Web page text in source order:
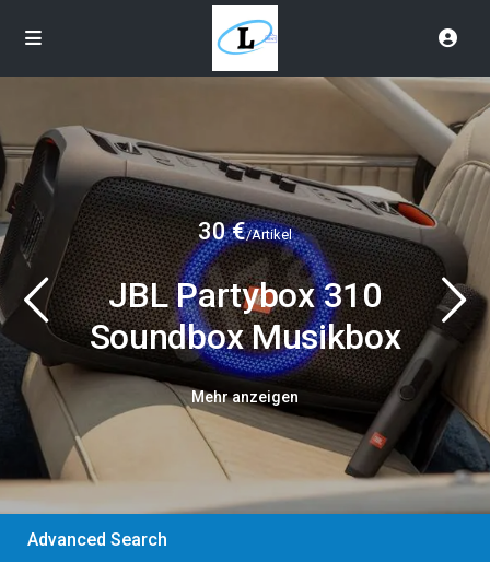
30 €/Artikel
JBL Partybox 310
Soundbox Musikbox
Mehr anzeigen
Advanced Search